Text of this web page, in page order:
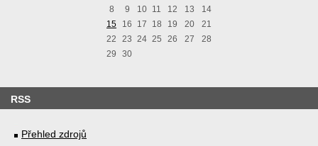
8
9 10 11 12 13
14
15
16 17 18 19 20
21
22
23 24 25 26 27
28
29
30
RSS
Přehled zdrojů